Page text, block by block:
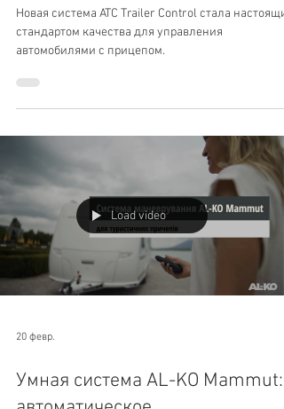
боковому заносу автоприцепов
(обновлено)
стандартом качества для управления
автомобилями с прицепом.
Load video